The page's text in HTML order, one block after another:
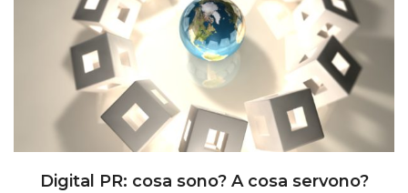
Digital PR: cosa sono? A cosa servono?